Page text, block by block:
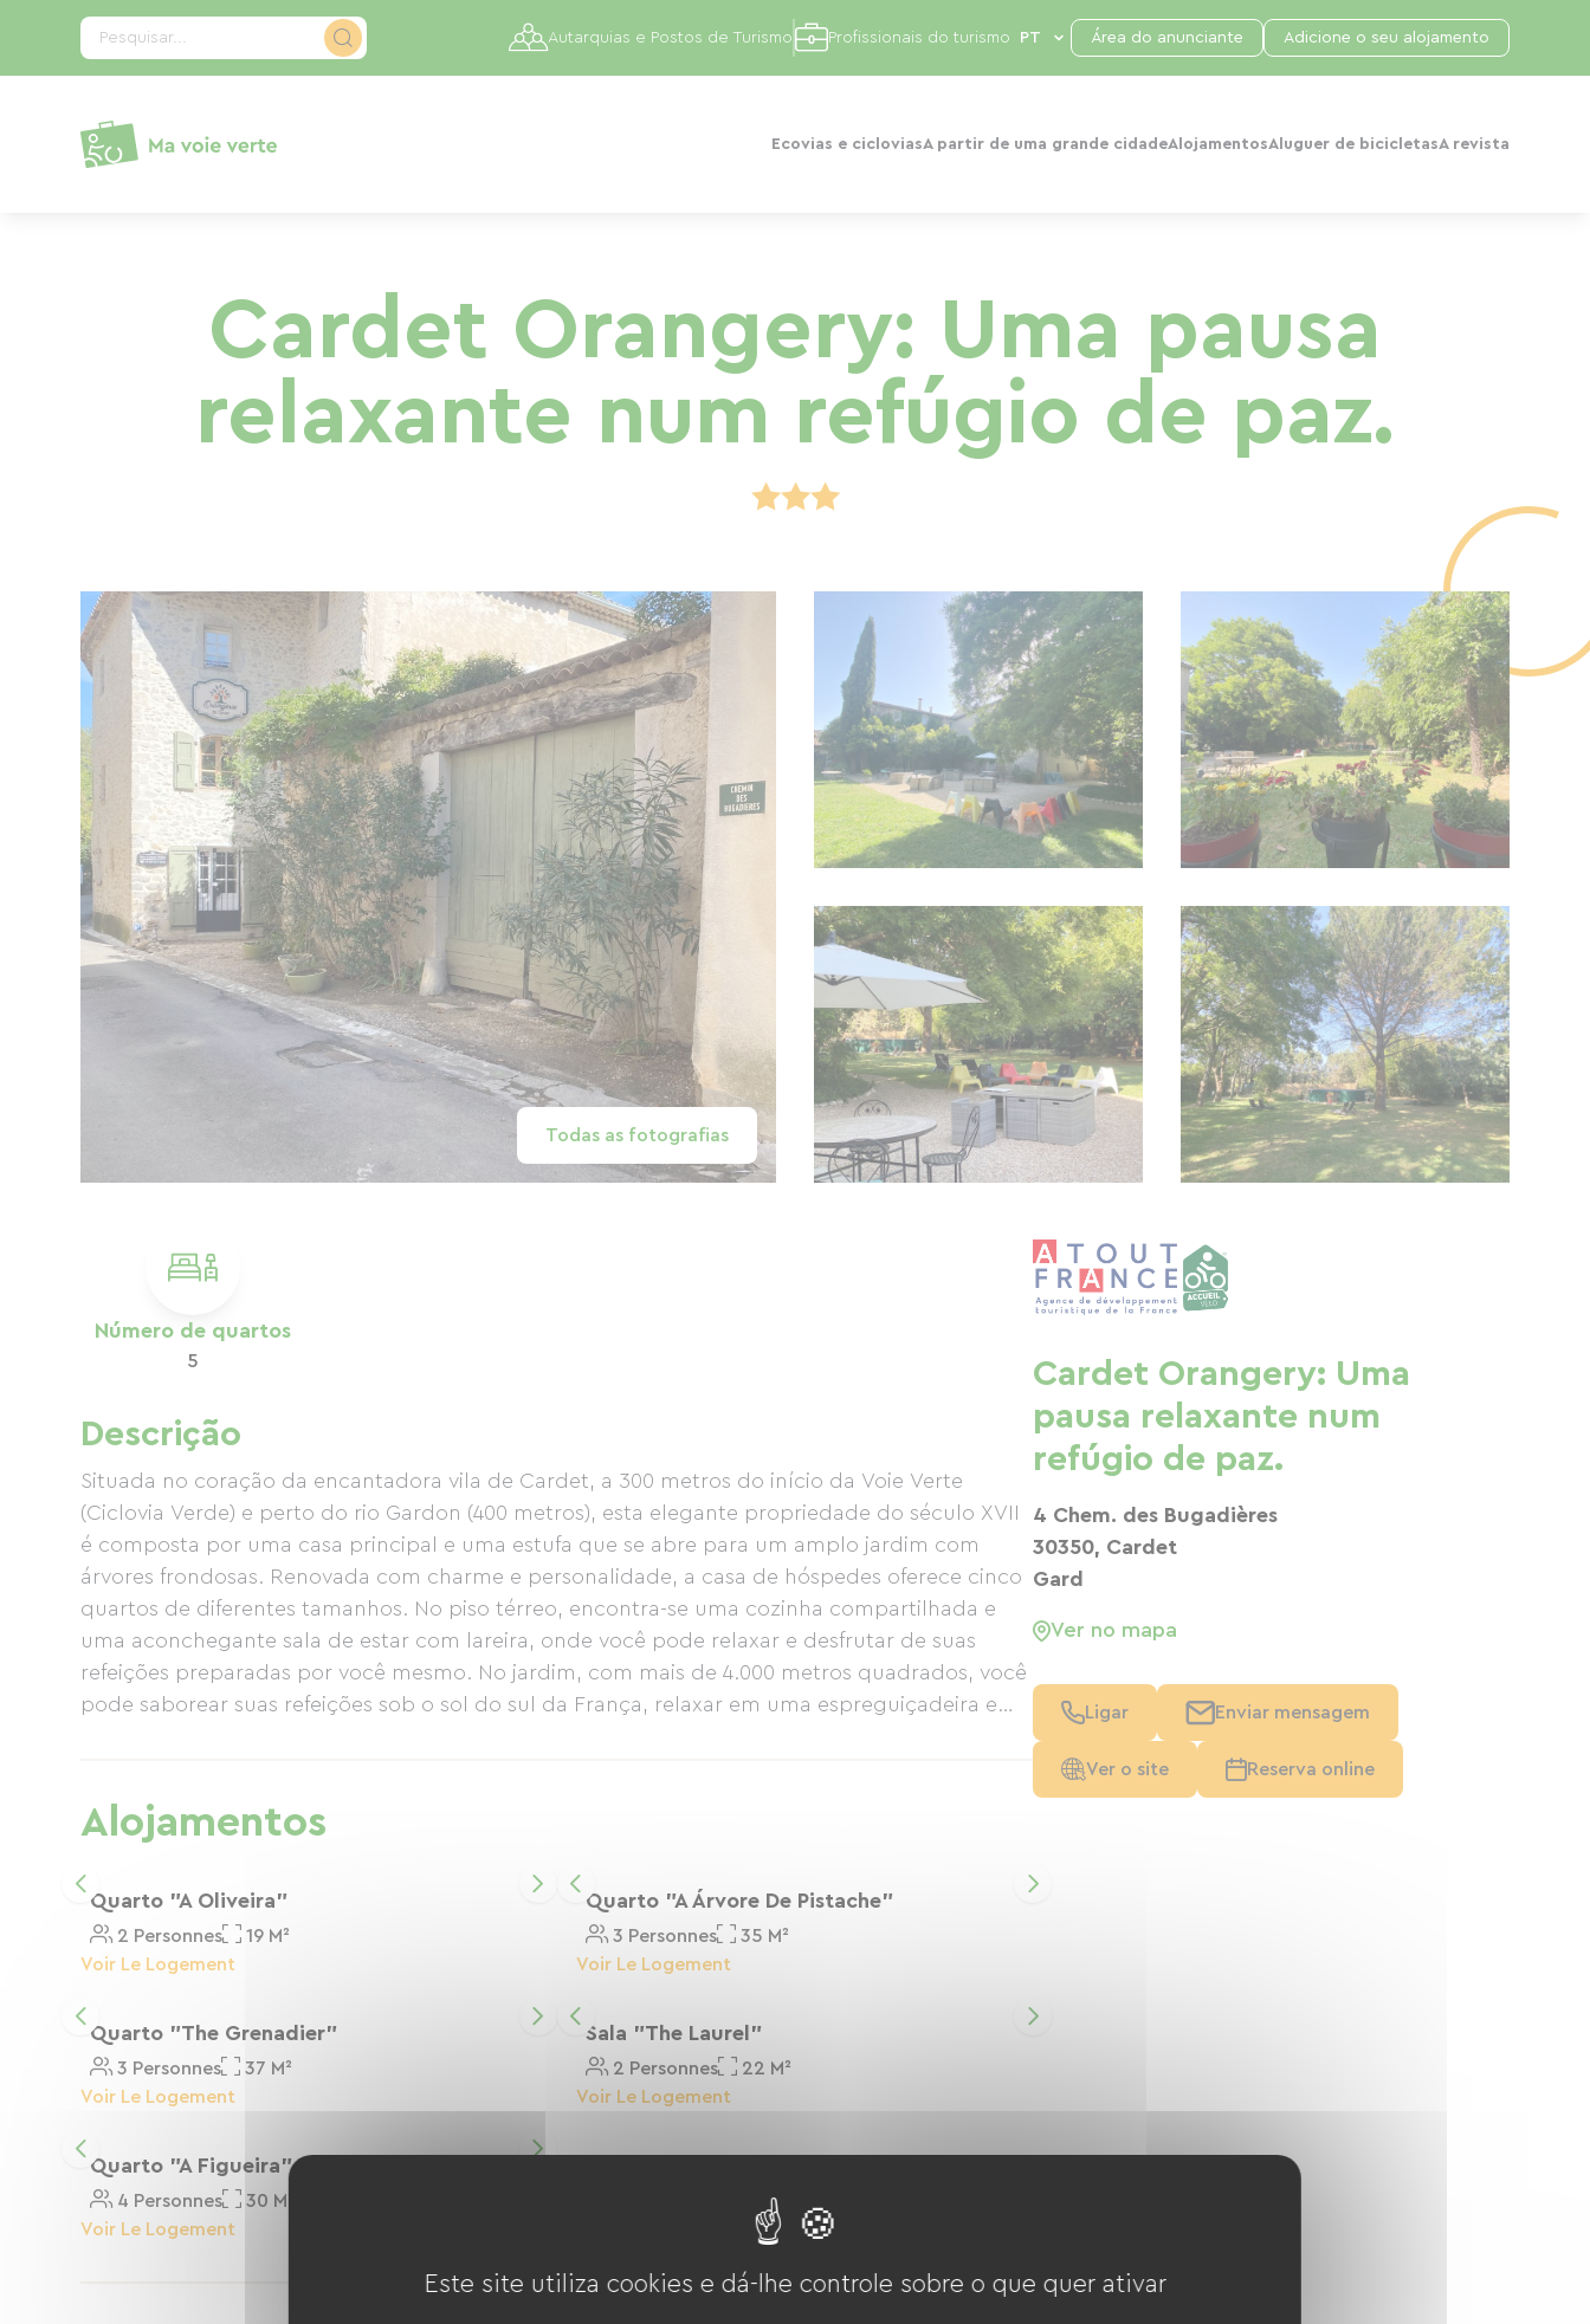
Pesquisar...
Ecovias e cicloviasA partir de uma grande cidadeAlojamentosAluguer de bicicletasA revista
Autarquias e Postos de Turismo Profissionais do turismo Área do anunciante Adicione o seu alojamento
Cardet Orangery: Uma pausa
relaxante num refúgio de paz.
Todas as fotografias
Número de quartos
5
Descrição
Situada no coração da encantadora vila de Cardet, a 300 metros do início da Voie Verte
(Ciclovia Verde) e perto do rio Gardon (400 metros), esta elegante propriedade do século XVII
é composta por uma casa principal e uma estufa que se abre para um amplo jardim com
árvores frondosas. Renovada com charme e personalidade, a casa de hóspedes oferece cinco
quartos de diferentes tamanhos. No piso térreo, encontra-se uma cozinha compartilhada e
uma aconchegante sala de estar com lareira, onde você pode relaxar e desfrutar de suas
refeições preparadas por você mesmo. No jardim, com mais de 4.000 metros quadrados, você
pode saborear suas refeições sob o sol do sul da França, relaxar em uma espreguiçadeira e
Alojamentos
Quarto "A Oliveira"
2 Personnes
19 M²
Voir Le Logement
Quarto "A Árvore De Pistache"
3 Personnes
35 M²
Voir Le Logement
Quarto "The Grenadier"
3 Personnes
37 M²
Voir Le Logement
Sala "The Laurel"
2 Personnes
22 M²
Voir Le Logement
Quarto "A Figueira"
4 Personnes
30 M²
Voir Le Logement
Cardet Orangery: Uma
pausa relaxante num
refúgio de paz.
4 Chem. des Bugadières
30350, Cardet
Gard
Ver no mapa
Ligar Enviar mensagem
Ver o site Reserva online
Painel de Gerenciamento de Cookies
Este site utiliza cookies e dá-lhe controle sobre o que quer ativar